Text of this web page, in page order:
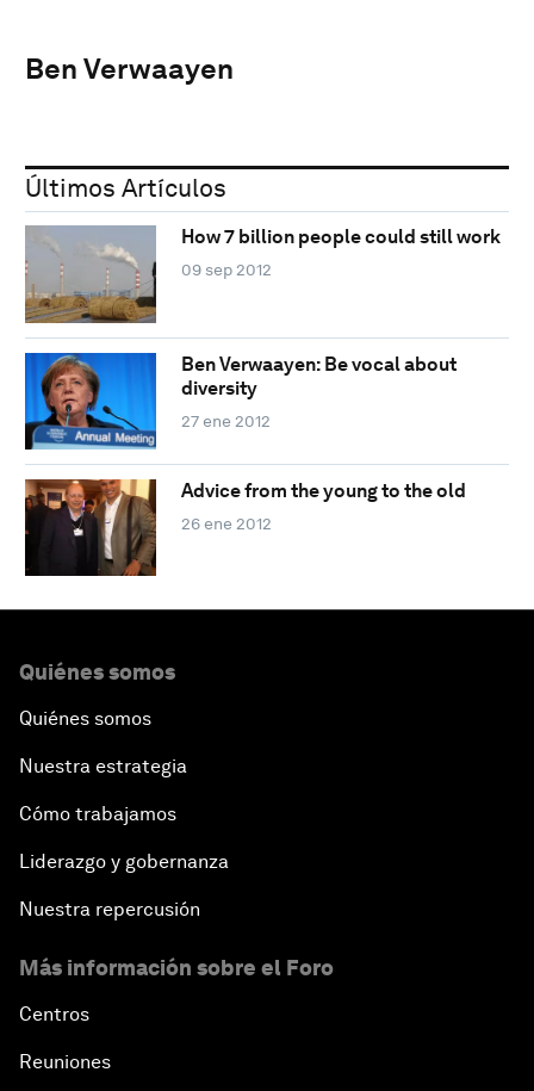
Ben Verwaayen
Últimos Artículos
How 7 billion people could still work
09 sep 2012
Ben Verwaayen: Be vocal about
diversity
27 ene 2012
Advice from the young to the old
26 ene 2012
Quiénes somos
Quiénes somos
Nuestra estrategia
Cómo trabajamos
Liderazgo y gobernanza
Nuestra repercusión
Más información sobre el Foro
Centros
Reuniones